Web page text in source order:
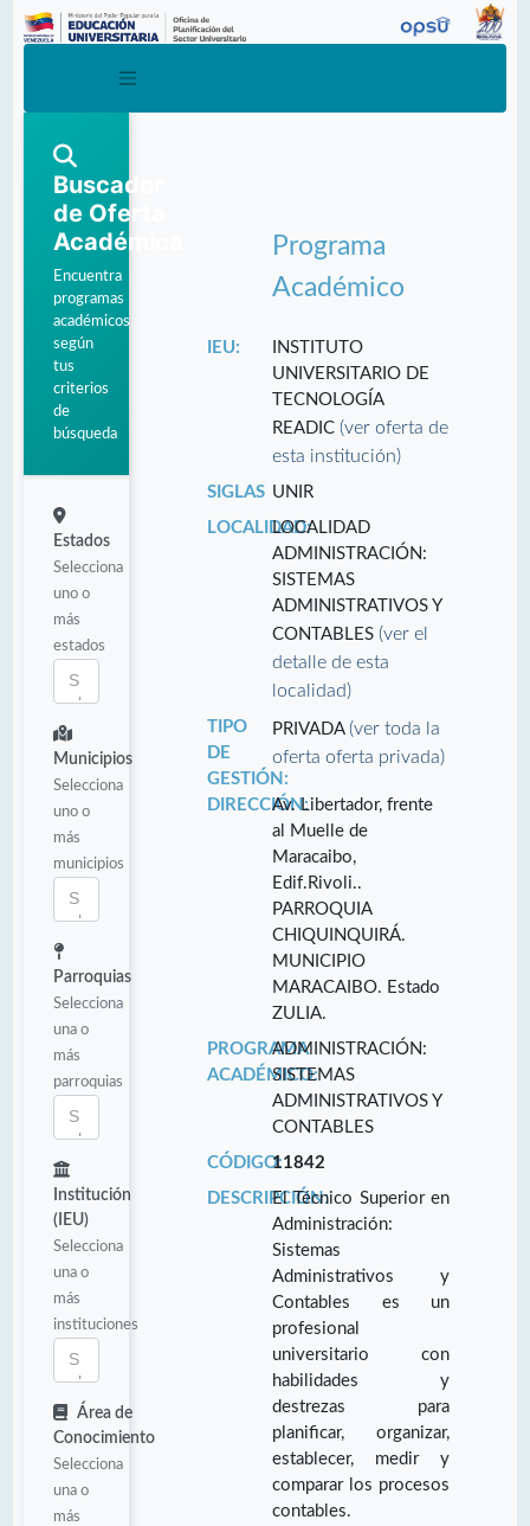
Buscador
de Oferta
Académica
Encuentra
programas
académicos
según
tus
criterios
de
búsqueda
Estados
Selecciona
uno o
más
estados
Municipios
Selecciona
uno o
más
municipios
Parroquias
Selecciona
una o
más
parroquias
Institución
(IEU)
Selecciona
una o
más
instituciones
Área de
Conocimiento
Selecciona
una o
más
Programa
Académico
IEU:
INSTITUTO
UNIVERSITARIO DE
TECNOLOGÍA
READIC(ver oferta de
esta institución)
SIGLAS UNIR
LOCALIDAD:LOCALIDAD
ADMINISTRACIÓN:
SISTEMAS
ADMINISTRATIVOS Y
CONTABLES(ver el
detalle de esta
localidad)
TIPO
DE
GESTIÓN:
PRIVADA(ver toda la
oferta oferta privada)
DIRECCIÓN:Av. Libertador, frente
al Muelle de
Maracaibo,
Edif.Rivoli..
PARROQUIA
CHIQUINQUIRÁ.
MUNICIPIO
MARACAIBO. Estado
ZULIA.
PROGRAMA
ACADÉMICO:
ADMINISTRACIÓN:
SISTEMAS
ADMINISTRATIVOS Y
CONTABLES
CÓDIGO:11842
DESCRIPCIÓN:El Técnico Superior en
Administración:
Sistemas
Administrativos y
Contables es un
profesional
universitario con
habilidades y
destrezas para
planificar, organizar,
establecer, medir y
comparar los procesos
contables.